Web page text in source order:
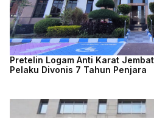
Pretelin Logam Anti Karat
Pelaku Divonis 7 Tahun Penjara